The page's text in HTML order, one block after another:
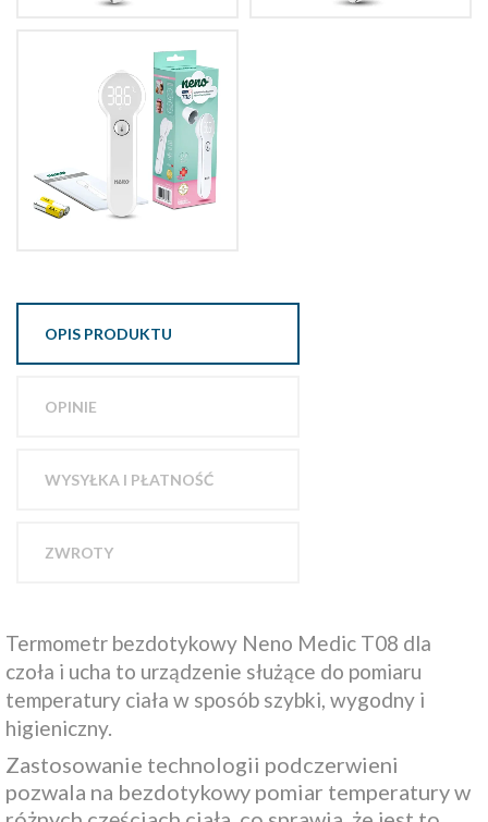
OPIS PRODUKTU
OPINIE
WYSYŁKA I PŁATNOŚĆ
ZWROTY
Termometr bezdotykowy Neno Medic T08 dla
czoła i ucha to urządzenie służące do pomiaru
temperatury ciała w sposób szybki, wygodny i
higieniczny.
Zastosowanie technologii podczerwieni
pozwala na bezdotykowy pomiar temperatury w